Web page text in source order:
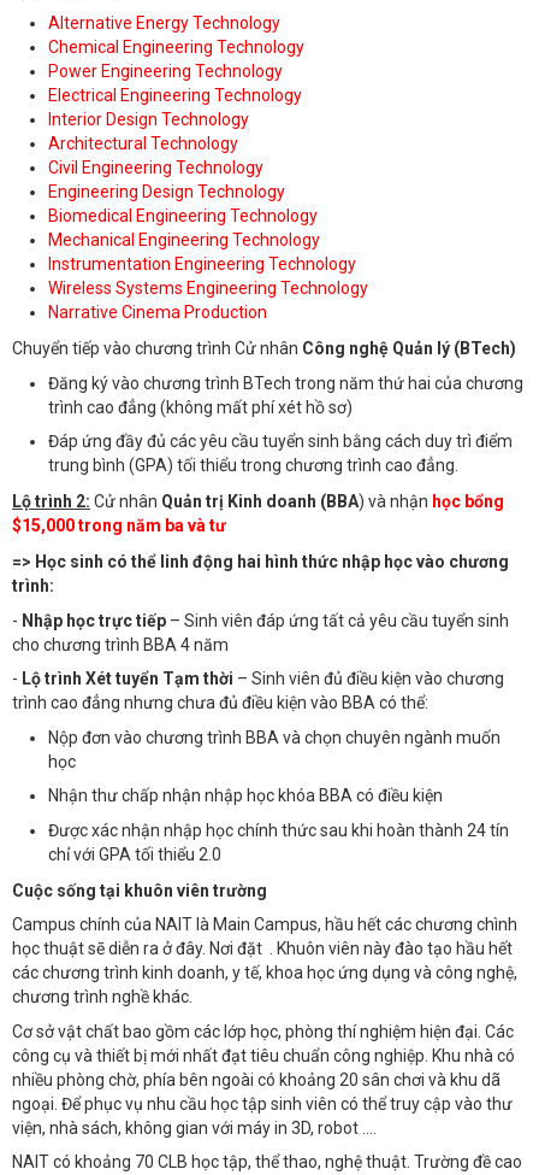
Alternative Energy Technology
Chemical Engineering Technology
Power Engineering Technology
Electrical Engineering Technology
Interior Design Technology
Architectural Technology
Civil Engineering Technology
Engineering Design Technology
Biomedical Engineering Technology
Mechanical Engineering Technology
Instrumentation Engineering Technology
Wireless Systems Engineering Technology
Narrative Cinema Production
Chuyển tiếp vào chương trình Cử nhân Công nghệ Quản lý (BTech)
Đăng ký vào chương trình BTech trong năm thứ hai của chương
trình cao đẳng (không mất phí xét hồ sơ)
Đáp ứng đầy đủ các yêu cầu tuyển sinh bằng cách duy trì điểm
trung bình (GPA) tối thiểu trong chương trình cao đẳng.
Lộ trình 2: Cử nhân Quản trị Kinh doanh (BBA) và nhận học bổng
$15,000 trong năm ba và tư
=> Học sinh có thể linh động hai hình thức nhập học vào chương
trình:
- Nhập học trực tiếp – Sinh viên đáp ứng tất cả yêu cầu tuyển sinh
cho chương trình BBA 4 năm
- Lộ trình Xét tuyển Tạm thời – Sinh viên đủ điều kiện vào chương
trình cao đẳng nhưng chưa đủ điều kiện vào BBA có thể:
Nộp đơn vào chương trình BBA và chọn chuyên ngành muốn
học
Nhận thư chấp nhận nhập học khóa BBA có điều kiện
Được xác nhận nhập học chính thức sau khi hoàn thành 24 tín
chỉ với GPA tối thiểu 2.0
Cuộc sống tại khuôn viên trường
Campus chính của NAIT là Main Campus, hầu hết các chương chình
học thuật sẽ diễn ra ở đây. Nơi đặt . Khuôn viên này đào tạo hầu hết
các chương trình kinh doanh, y tế, khoa học ứng dụng và công nghệ,
chương trình nghề khác.
Cơ sở vật chất bao gồm các lớp học, phòng thí nghiệm hiện đại. Các
công cụ và thiết bị mới nhất đạt tiêu chuẩn công nghiệp. Khu nhà có
nhiều phòng chờ, phía bên ngoài có khoảng 20 sân chơi và khu dã
ngoại. Để phục vụ nhu cầu học tập sinh viên có thể truy cập vào thư
viện, nhà sách, không gian với máy in 3D, robot ....
NAIT có khoảng 70 CLB học tập, thể thao, nghệ thuật. Trường đề cao